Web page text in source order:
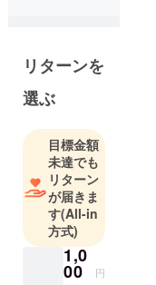
リターンを
選ぶ
目標金額
未達でも
リターン
が届きま
す(All-in
方式)
1,0
00 円